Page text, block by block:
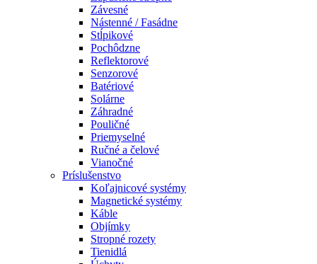
Závesné
Nástenné / Fasádne
Stĺpikové
Pochôdzne
Reflektorové
Senzorové
Batériové
Solárne
Záhradné
Pouličné
Priemyselné
Ručné a čelové
Vianočné
Príslušenstvo
Koľajnicové systémy
Magnetické systémy
Káble
Objímky
Stropné rozety
Tienidlá